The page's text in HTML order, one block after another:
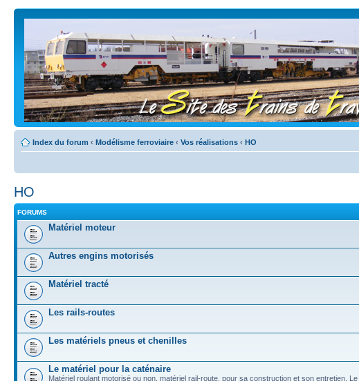
Index du forum ‹ Modélisme ferroviaire ‹ Vos réalisations ‹ HO
HO
FORUMS
Matériel moteur
Autres engins motorisés
Matériel tracté
Les rails-routes
Les matériels pneus et chenilles
Le matériel pour la caténaire
Matériel roulant motorisé ou non, matériel rail-route, pour sa construction et son entretien.